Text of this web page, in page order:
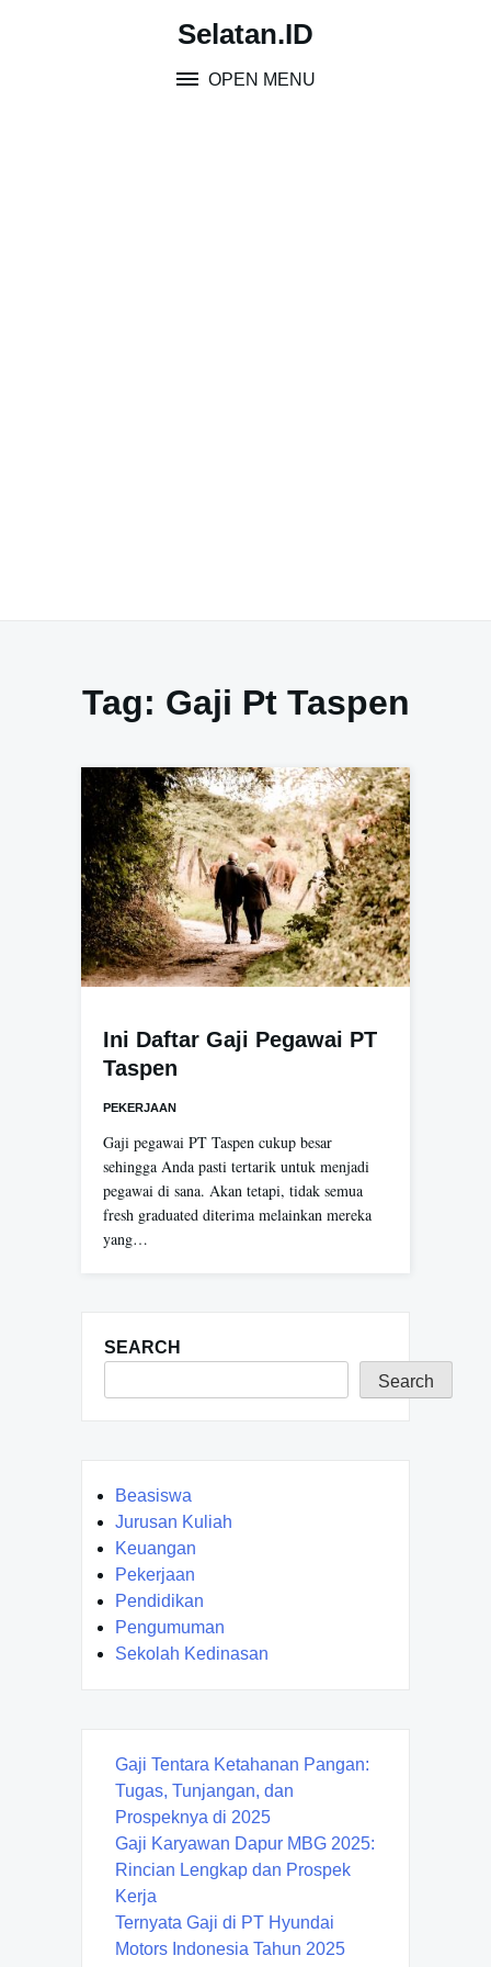
Selatan.ID
OPEN MENU
Tag: Gaji Pt Taspen
Ini Daftar Gaji Pegawai PT
Taspen
PEKERJAAN
Gaji pegawai PT Taspen cukup besar
sehingga Anda pasti tertarik untuk menjadi
pegawai di sana. Akan tetapi, tidak semua
fresh graduated diterima melainkan mereka
yang…
SEARCH
Search
Beasiswa
Jurusan Kuliah
Keuangan
Pekerjaan
Pendidikan
Pengumuman
Sekolah Kedinasan
Gaji Tentara Ketahanan Pangan:
Tugas, Tunjangan, dan
Prospeknya di 2025
Gaji Karyawan Dapur MBG 2025:
Rincian Lengkap dan Prospek
Kerja
Ternyata Gaji di PT Hyundai
Motors Indonesia Tahun 2025